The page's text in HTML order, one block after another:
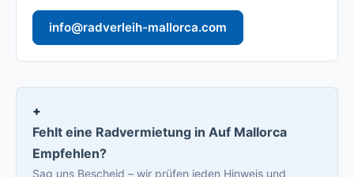
info@radverleih-mallorca.com
Fehlt eine Radvermietung in Auf Mallorca
Empfehlen?
Sag uns Bescheid – wir prüfen jeden Hinweis und